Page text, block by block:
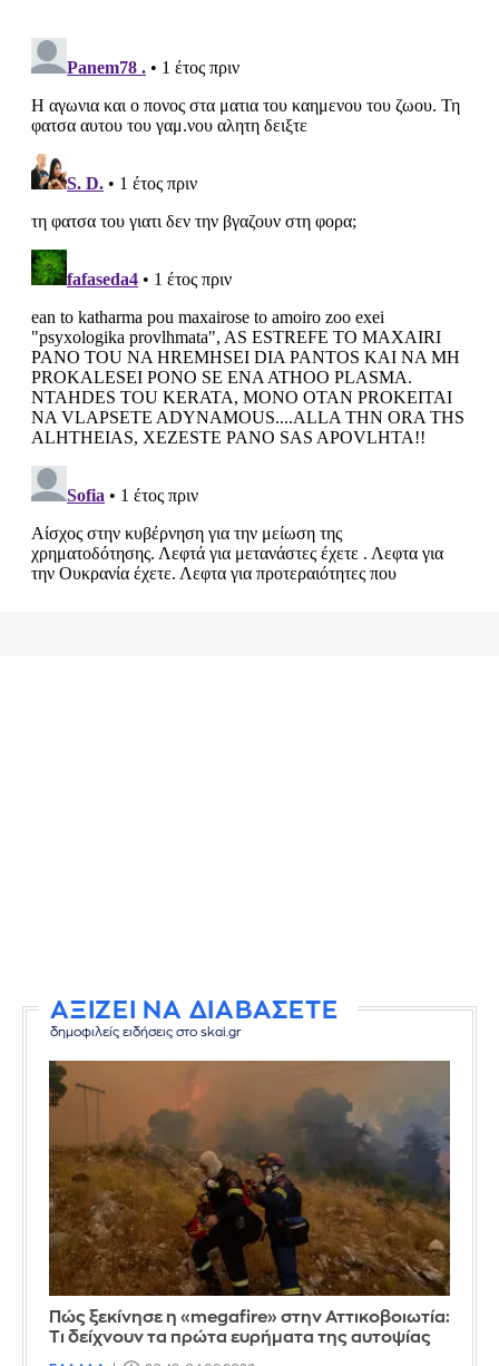
ΑΞΙΖΕΙ ΝΑ ΔΙΑΒΑΣΕΤΕ
δημοφιλείς ειδήσεις στο skai.gr
Πώς ξεκίνησε η «megafire» στην Αττικοβοιωτία:
Τι δείχνουν τα πρώτα ευρήματα της αυτοψίας